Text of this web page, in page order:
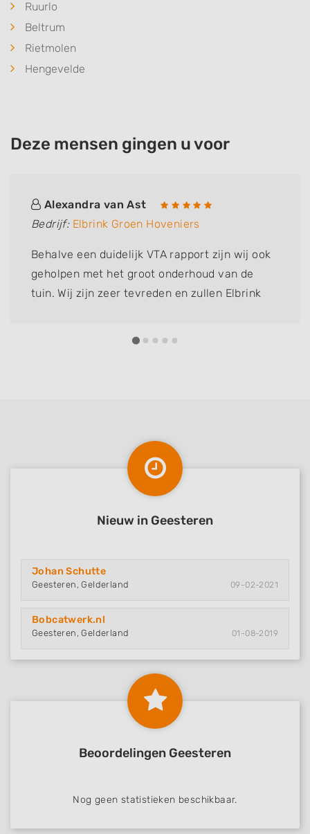
Ruurlo
Beltrum
Rietmolen
Hengevelde
Deze mensen gingen u voor
Alexandra van Ast
Bedrijf: Elbrink Groen Hoveniers
Behalve een duidelijk VTA rapport zijn wij ook
geholpen met het groot onderhoud van de
tuin. Wij zijn zeer tevreden en zullen Elbrink
Nieuw in Geesteren
Johan Schutte
Geesteren, Gelderland 09-02-2021
Bobcatwerk.nl
Geesteren, Gelderland 01-08-2019
Beoordelingen Geesteren
Nog geen statistieken beschikbaar.